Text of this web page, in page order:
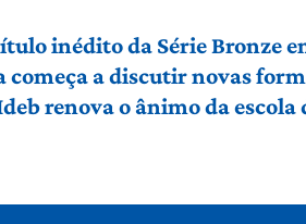
inédito da Série Bronze
começa a discutir novas
renova o ânimo da